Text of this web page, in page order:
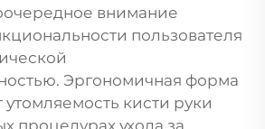
внимание
пользователя
Эргономичная форма
кисти руки
процедурах ухода за